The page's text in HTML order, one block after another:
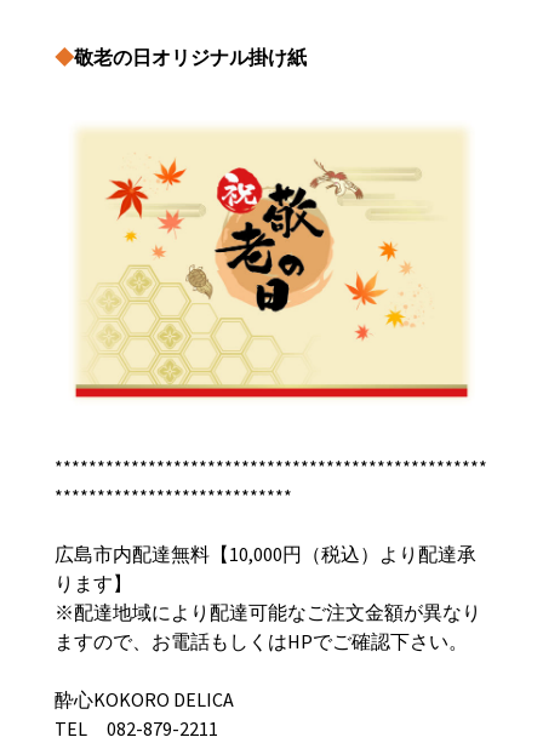
◆敬老の日オリジナル掛け紙
***************************************************
****************************
広島市内配達無料【10,000円（税込）より配達承
ります】
※配達地域により配達可能なご注文金額が異なり
ますので、お電話もしくはHPでご確認下さい。
酔心KOKORO DELICA
TEL 082-879-2211